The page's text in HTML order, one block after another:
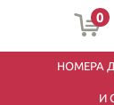
0
НОМЕРА
И